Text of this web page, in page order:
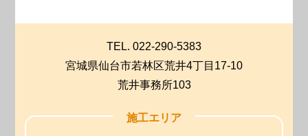
TEL. 022-290-5383
宮城県仙台市若林区荒井4丁目17-10
荒井事務所103
施工エリア